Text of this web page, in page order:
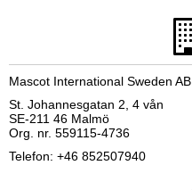
Mascot International Sweden AB
St. Johannesgatan 2, 4 vån
SE-211 46 Malmö
Org. nr. 559115-4736
Telefon: +46 852507940